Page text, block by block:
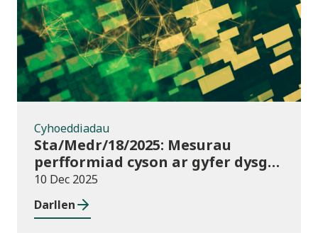
Cyhoeddiadau
Sta/Medr/18/2025: Mesurau
perfformiad cyson ar gyfer dysgu
ôl-16: Cyrchfannau dysgwyr, Awst
2021 i Orffennaf 2023
10 Dec 2025
Darllen